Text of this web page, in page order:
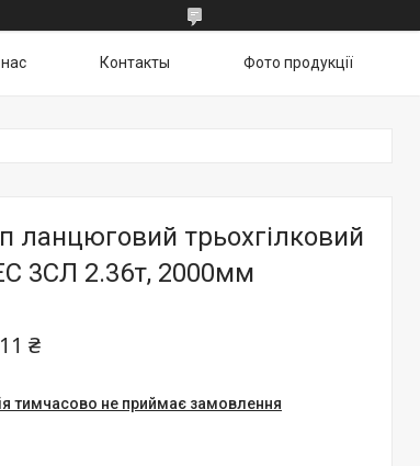
Контакты Фото продукції
ланцюговий трьохгілковий
3СЛ 2.36т, 2000мм
₴
тимчасово не приймає замовлення